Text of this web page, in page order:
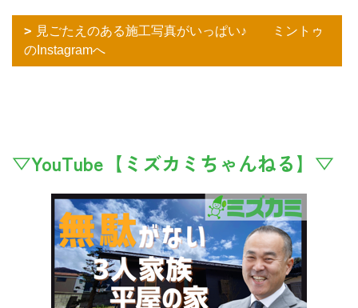
見ごたえのある施工写真がいっぱい♪ ミントゥ
のInstagramへ
▽YouTube【ミズカミちゃんねる】▽